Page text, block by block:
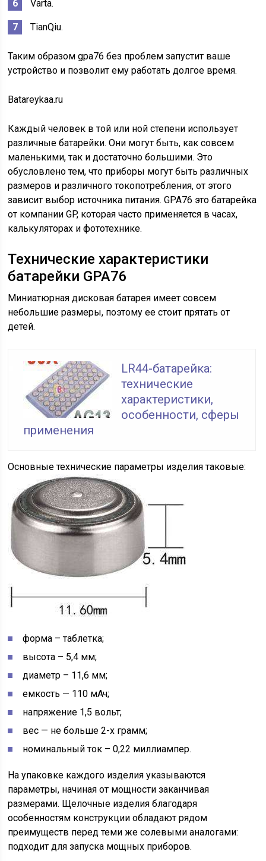
Varta.
TianQiu.
Таким образом gpa76 без проблем запустит ваше
устройство и позволит ему работать долгое время.
Batareykaa.ru
Каждый человек в той или ной степени использует
различные батарейки. Они могут быть, как совсем
маленькими, так и достаточно большими. Это
обусловлено тем, что приборы могут быть различных
размеров и различного токопотребления, от этого
зависит выбор источника питания. GPA76 это батарейка
от компании GP, которая часто применяется в часах,
калькуляторах и фототехнике.
Технические характеристики
батарейки GPA76
Миниатюрная дисковая батарея имеет совсем
небольшие размеры, поэтому ее стоит прятать от
детей.
LR44-батарейка:
технические
характеристики,
особенности, сферы
применения
Основные технические параметры изделия таковые:
форма – таблетка;
высота – 5,4 мм;
диаметр – 11,6 мм;
емкость — 110 мАч;
напряжение 1,5 вольт;
вес — не больше 2-х грамм;
номинальный ток – 0,22 миллиампер.
На упаковке каждого изделия указываются
параметры, начиная от мощности заканчивая
размерами. Щелочные изделия благодаря
особенностям конструкции обладают рядом
преимуществ перед теми же солевыми аналогами:
подходит для запуска мощных приборов.